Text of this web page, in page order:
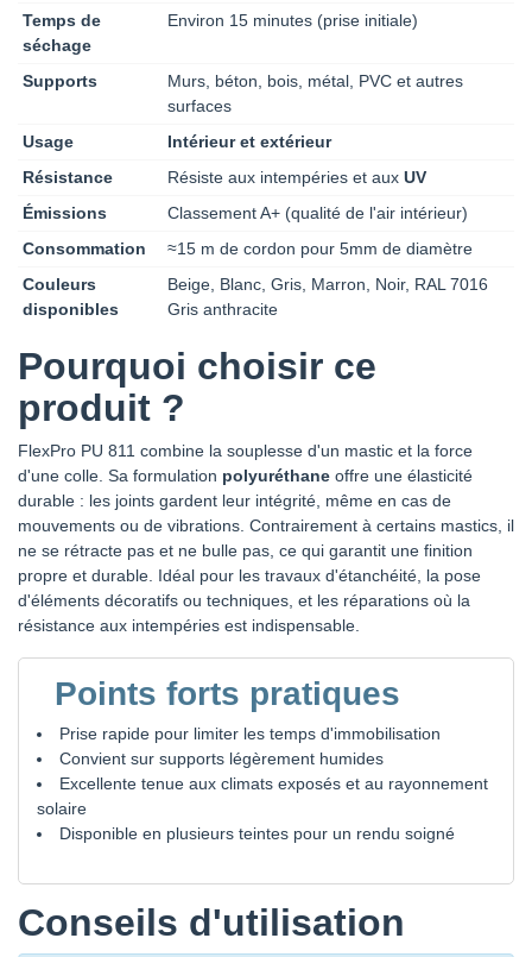
Temps de
séchage
Environ 15 minutes (prise initiale)
Supports
Murs, béton, bois, métal, PVC et autres
surfaces
Usage
Intérieur et extérieur
Résistance
Résiste aux intempéries et aux UV
Émissions
Classement A+ (qualité de l'air intérieur)
Consommation
≈15 m de cordon pour 5mm de diamètre
Couleurs
disponibles
Beige, Blanc, Gris, Marron, Noir, RAL 7016
Gris anthracite
Pourquoi choisir ce
produit ?
FlexPro PU 811 combine la souplesse d'un mastic et la force
d'une colle. Sa formulation polyuréthane offre une élasticité
durable : les joints gardent leur intégrité, même en cas de
mouvements ou de vibrations. Contrairement à certains mastics, il
ne se rétracte pas et ne bulle pas, ce qui garantit une finition
propre et durable. Idéal pour les travaux d'étanchéité, la pose
d'éléments décoratifs ou techniques, et les réparations où la
résistance aux intempéries est indispensable.
Points forts pratiques
Prise rapide pour limiter les temps d'immobilisation
Convient sur supports légèrement humides
Excellente tenue aux climats exposés et au rayonnement
solaire
Disponible en plusieurs teintes pour un rendu soigné
Conseils d'utilisation